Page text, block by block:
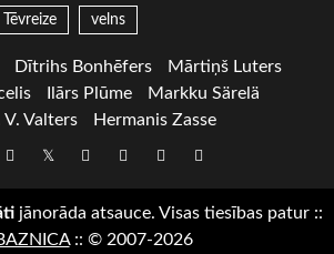
Tēvreize velns
Dītrihs Bonhēfers
Mārtiņš Luters
Ilārs Plūme
Markku Särelä
V. Valters
Hermanis Zasse
Facebook
TwitterInstagram
LinkedInwhatsapp
RSS
jānorāda atsauce. Visas tiesības patur ::
:: © 2007-2026